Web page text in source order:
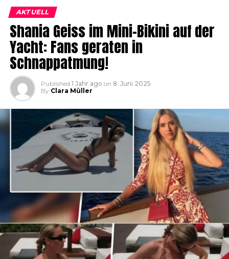
AKTUELL
Shania Geiss im Mini-Bikini auf der
Yacht: Fans geraten in
Schnappatmung!
Published 1 Jahr ago on 8. Juni 2025
By Clara Müller